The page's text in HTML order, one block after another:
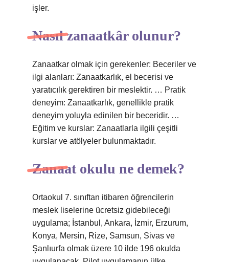
işler.
Nasıl zanaatkâr olunur?
Zanaatkar olmak için gerekenler: Beceriler ve
ilgi alanları: Zanaatkarlık, el becerisi ve
yaratıcılık gerektiren bir meslektir. … Pratik
deneyim: Zanaatkarlık, genellikle pratik
deneyim yoluyla edinilen bir beceridir. …
Eğitim ve kurslar: Zanaatlarla ilgili çeşitli
kurslar ve atölyeler bulunmaktadır.
Zanaat okulu ne demek?
Ortaokul 7. sınıftan itibaren öğrencilerin
meslek liselerine ücretsiz gidebileceği
uygulama; İstanbul, Ankara, İzmir, Erzurum,
Konya, Mersin, Rize, Samsun, Sivas ve
Şanlıurfa olmak üzere 10 ilde 196 okulda